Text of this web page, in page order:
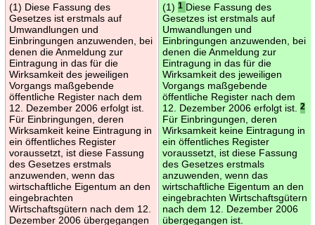
(1) Diese Fassung des
Gesetzes ist erstmals auf
Umwandlungen und
Einbringungen anzuwenden, bei
denen die Anmeldung zur
Eintragung in das für die
Wirksamkeit des jeweiligen
Vorgangs maßgebende
öffentliche Register nach dem
12. Dezember 2006 erfolgt ist.
Für Einbringungen, deren
Wirksamkeit keine Eintragung in
ein öffentliches Register
voraussetzt, ist diese Fassung
des Gesetzes erstmals
anzuwenden, wenn das
wirtschaftliche Eigentum an den
eingebrachten
Wirtschaftsgütern nach dem 12.
Dezember 2006 übergegangen
(1) 1 Diese Fassung des
Gesetzes ist erstmals auf
Umwandlungen und
Einbringungen anzuwenden, bei
denen die Anmeldung zur
Eintragung in das für die
Wirksamkeit des jeweiligen
Vorgangs maßgebende
öffentliche Register nach dem
12. Dezember 2006 erfolgt ist.
2
Für Einbringungen, deren
Wirksamkeit keine Eintragung in
ein öffentliches Register
voraussetzt, ist diese Fassung
des Gesetzes erstmals
anzuwenden, wenn das
wirtschaftliche Eigentum an den
eingebrachten Wirtschaftsgütern
nach dem 12. Dezember 2006
übergegangen ist.